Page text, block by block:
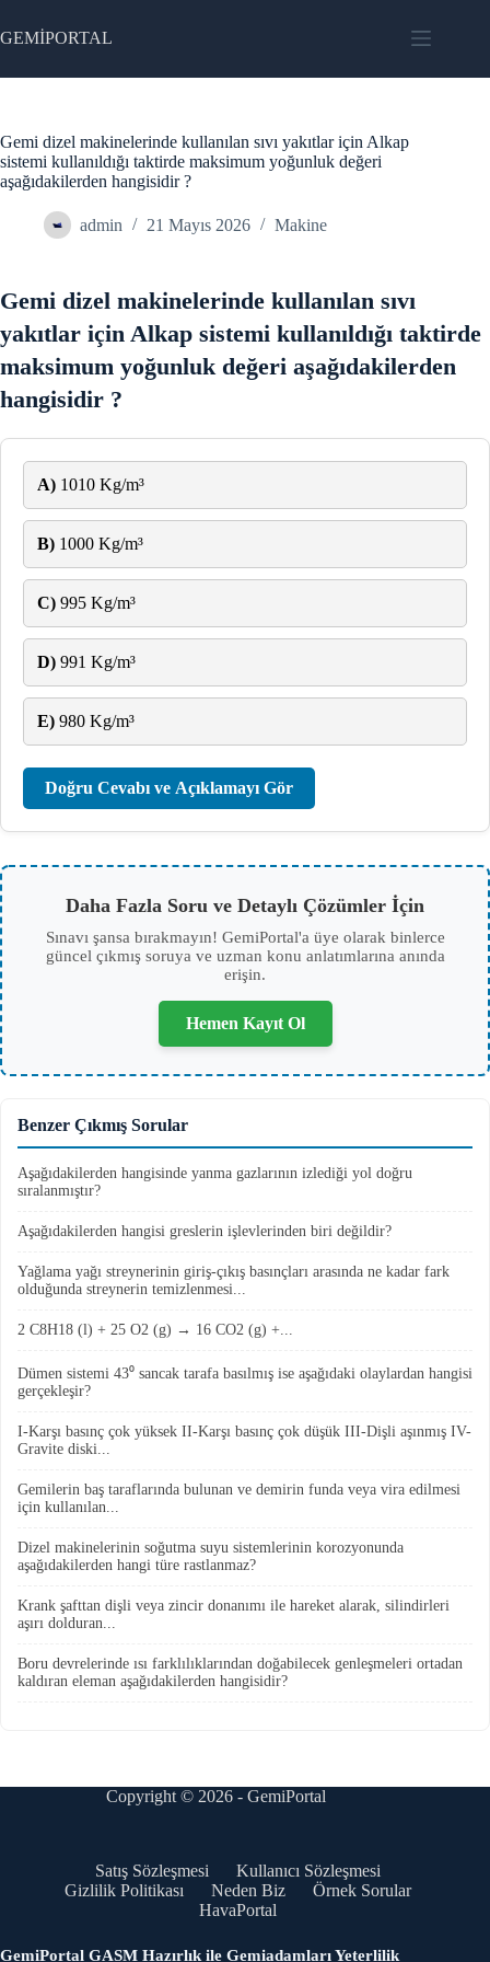
to
content
GEMİPORTAL
Gemi dizel makinelerinde kullanılan sıvı yakıtlar için Alkap
sistemi kullanıldığı taktirde maksimum yoğunluk değeri
aşağıdakilerden hangisidir ?
admin 21 Mayıs 2026 Makine
Gemi dizel makinelerinde kullanılan sıvı
yakıtlar için Alkap sistemi kullanıldığı taktirde
maksimum yoğunluk değeri aşağıdakilerden
hangisidir ?
A) 1010 Kg/m³
B) 1000 Kg/m³
C) 995 Kg/m³
D) 991 Kg/m³
E) 980 Kg/m³
Doğru Cevabı ve Açıklamayı Gör
Daha Fazla Soru ve Detaylı Çözümler İçin
Sınavı şansa bırakmayın! GemiPortal'a üye olarak binlerce
güncel çıkmış soruya ve uzman konu anlatımlarına anında
erişin.
Hemen Kayıt Ol
Benzer Çıkmış Sorular
Aşağıdakilerden hangisinde yanma gazlarının izlediği yol doğru
sıralanmıştır?
Aşağıdakilerden hangisi greslerin işlevlerinden biri değildir?
Yağlama yağı streynerinin giriş-çıkış basınçları arasında ne kadar fark
olduğunda streynerin temizlenmesi...
2 C8H18 (l) + 25 O2 (g) → 16 CO2 (g) +...
Dümen sistemi 43⁰ sancak tarafa basılmış ise aşağıdaki olaylardan hangisi
gerçekleşir?
I-Karşı basınç çok yüksek II-Karşı basınç çok düşük III-Dişli aşınmış IV-
Gravite diski...
Gemilerin baş taraflarında bulunan ve demirin funda veya vira edilmesi
için kullanılan...
Dizel makinelerinin soğutma suyu sistemlerinin korozyonunda
aşağıdakilerden hangi türe rastlanmaz?
Krank şafttan dişli veya zincir donanımı ile hareket alarak, silindirleri
aşırı dolduran...
Boru devrelerinde ısı farklılıklarından doğabilecek genleşmeleri ortadan
kaldıran eleman aşağıdakilerden hangisidir?
Copyright © 2026 - GemiPortal
Satış Sözleşmesi
Kullanıcı Sözleşmesi
Gizlilik Politikası
Neden Biz
Örnek Sorular
HavaPortal
GemiPortal GASM Hazırlık ile Gemiadamları Yeterlilik